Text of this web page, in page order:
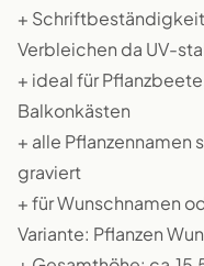
+
Verbleichen da UV-
+ ideal für
Balkonkästen
+ alle
graviert
+ für Wunschnamen
Variante: Pflanzen